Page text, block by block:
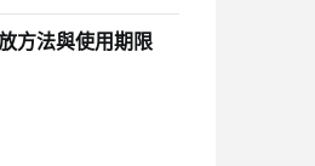
方法與使用期限